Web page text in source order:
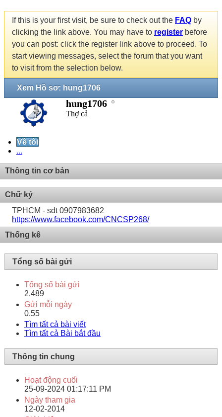
If this is your first visit, be sure to check out the FAQ by
clicking the link above. You may have to register before
you can post: click the register link above to proceed. To
start viewing messages, select the forum that you want
to visit from the selection below.
Xem Hồ sơ: hung1706
hung1706
Thợ cả
Về tôi
...
Thông tin cơ bản
Chữ ký
TPHCM - sdt 0907983682
https://www.facebook.com/CNCSP268/
Thống kê
Tổng số bài gửi
Tổng số bài gửi
2,489
Gửi mỗi ngày
0.55
Tìm tất cả bài viết
Tìm tất cả Bài bắt đầu
Thông tin chung
Hoạt động cuối
25-09-2024 01:17:11 PM
Ngày tham gia
12-02-2014